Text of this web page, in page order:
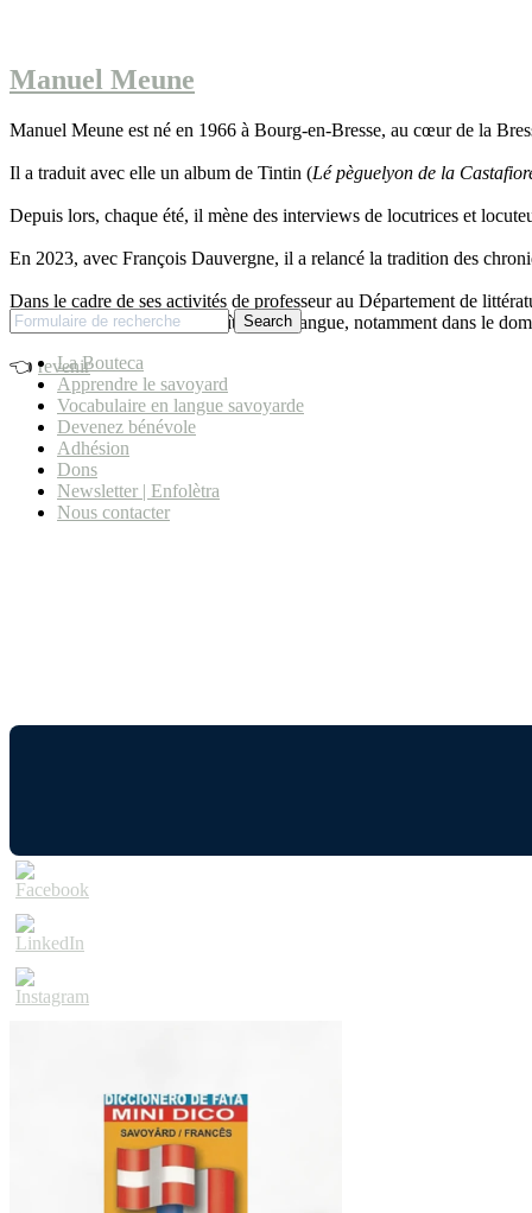
Manuel Meune
Manuel Meune est né en 1966 à Bourg-en-Bresse, au cœur de la
Il a traduit avec elle un album de Tintin (Lé pèguelyon de la
Depuis lors, chaque été, il mène des interviews de locutrices et
En 2023, avec François Dauvergne, il a relancé la tradition des
Dans le cadre de ses activités de professeur au Département de
s’attache à faire mieux connaître cette langue, notamment dans le
👈 revenir
Search
La Bouteca
Apprendre le savoyard
Vocabulaire en langue savoyarde
Devenez bénévole
Adhésion
Dons
Newsletter | Enfolètra
Nous contacter